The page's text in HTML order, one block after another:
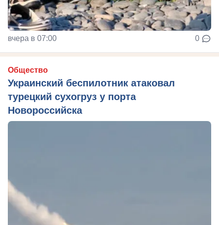
вчера в 07:00 0
Общество
Украинский беспилотник атаковал
турецкий сухогруз у порта
Новороссийска